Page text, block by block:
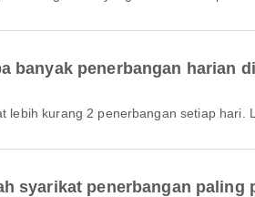
banyak penerbangan harian
lebih kurang 2 penerbangan setiap
syarikat penerbangan paling